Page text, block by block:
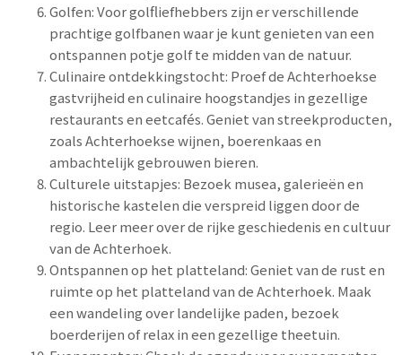
Golfen: Voor golfliefhebbers zijn er verschillende
prachtige golfbanen waar je kunt genieten van een
ontspannen potje golf te midden van de natuur.
Culinaire ontdekkingstocht: Proef de Achterhoekse
gastvrijheid en culinaire hoogstandjes in gezellige
restaurants en eetcafés. Geniet van streekproducten,
zoals Achterhoekse wijnen, boerenkaas en
ambachtelijk gebrouwen bieren.
Culturele uitstapjes: Bezoek musea, galerieën en
historische kastelen die verspreid liggen door de
regio. Leer meer over de rijke geschiedenis en cultuur
van de Achterhoek.
Ontspannen op het platteland: Geniet van de rust en
ruimte op het platteland van de Achterhoek. Maak
een wandeling over landelijke paden, bezoek
boerderijen of relax in een gezellige theetuin.